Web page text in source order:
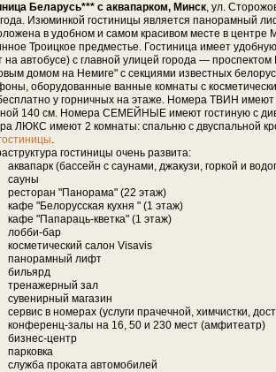
Беларусь*** с аквапарком, Минск, ул.
Изюминкой гости­ни­цы является панорамный
в удобном и самом красивом месте в центре
Троицкое предместье. Гостиница имеет
на автобусе) с главной улицей города —
домом на Немиге" с секциями известных
оборудованные ванные комнаты с
у горничных на этаже. Номера ТВИН
140 см. Номера СЕМЕЙНЫЕ имеют гостиную с
ЛЮКС имеют 2 комнаты: спальню с двуспальной
.
гостиницы очень развита:
аквапарк (бассейн с саунами, джакузи, горкой и
сауны
ресторан "Панорама" (22 этаж)
кафе "Белорусская кухня " (1 этаж)
кафе "Папараць-кветка" (1 этаж)
лобби-бар
косметический салон Visavis
панорамный лифт
бильярд
тренажерный зал
сувенирный магазин
сервис в номерах (услуги прачечной, химчистки,
конференц-залы на 16, 50 и 230 мест (амфитеатр)
бизнес-центр
парковка
служба проката автомобилей